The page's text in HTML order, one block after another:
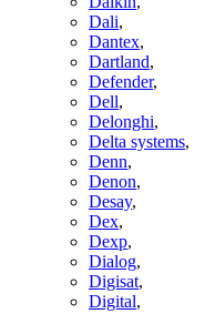
Dali,
Dantex,
Dartland,
Defender,
Dell,
Delonghi,
Delta systems,
Denn,
Denon,
Desay,
Dex,
Dexp,
Dialog,
Digisat,
Digital,